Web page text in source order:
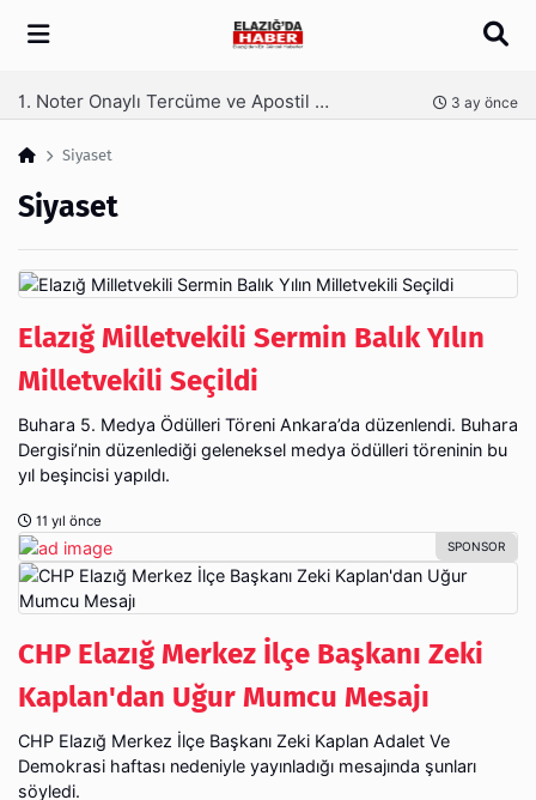
Arama
Kaş Laminasyonu Nedir ve Neden Tercih Edilir? 4 ay önce
Siyaset
Siyaset
Elazığ Milletvekili Sermin Balık Yılın
Milletvekili Seçildi
Buhara 5. Medya Ödülleri Töreni Ankara’da düzenlendi. Buhara
Dergisi’nin düzenlediği geleneksel medya ödülleri töreninin bu
yıl beşincisi yapıldı.
11 yıl önce
CHP Elazığ Merkez İlçe Başkanı Zeki
Kaplan'dan Uğur Mumcu Mesajı
CHP Elazığ Merkez İlçe Başkanı Zeki Kaplan Adalet Ve
Demokrasi haftası nedeniyle yayınladığı mesajında şunları
söyledi.